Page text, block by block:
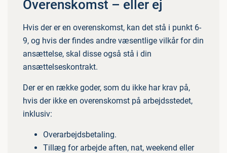
Overenskomst – eller ej
Hvis der er en overenskomst, kan det stå i punkt 6-
9, og hvis der findes andre væsentlige vilkår for din
ansættelse, skal disse også stå i din
ansættelseskontrakt.
Der er en række goder, som du ikke har krav på,
hvis der ikke en overenskomst på arbejdsstedet,
inklusiv:
Overarbejdsbetaling.
Tillæg for arbejde aften, nat, weekend eller